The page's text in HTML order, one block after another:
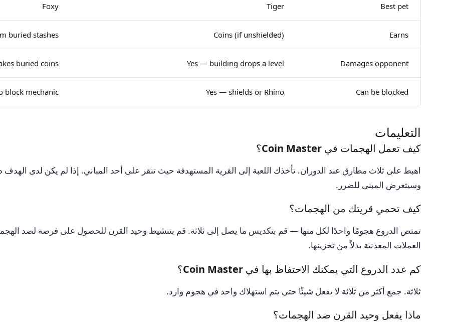
Best pet
Tiger
Foxy
Earns
Coins (if unshielded)
buried stashes
Damages opponent
Yes — building drops a level
buried coins
Can be blocked
Yes — shields or Rhino
block mechanic
التعليمات
كيف تعمل الهجمات في Coin Master؟
اهبط على ثلاث مطارق عند الدوران. تأخذك اللعبة إلى القرية المستهدفة حيث تنقر على أحد المباني. إذا لم يكن لدى
وسيتعرض المبنى للضرر.
كيف تحمي قريتك من الهجمات؟
تمتص الدروع هجومًا واحدًا لكل منها — قم بتكديس ما يصل إلى ثلاثة. قم بتنشيط وحيد القرن للحصول على فرصة لصد
العملات المعدنية بدلاً من تخزينها.
كم عدد الدروع التي يمكنك الاحتفاظ بها في Coin Master؟
ثلاثة. جمع أكثر من ثلاثة لا يفعل شيئًا حتى يتم استهلاك واحد في هجوم وارد.
ماذا يفعل وحيد القرن ضد الهجمات؟